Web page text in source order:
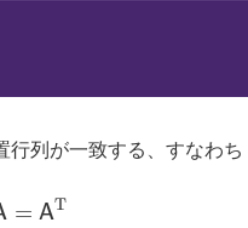
列が一致する、すなわち
= AT
A=AT